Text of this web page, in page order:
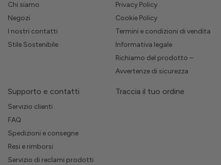
Chi siamo
Negozi
I nostri contatti
Stile Sostenibile
Privacy Policy
Cookie Policy
Termini e condizioni di vendita
Informativa legale
Richiamo del prodotto –
Avvertenze di sicurezza
Supporto e contatti
Servizio clienti
FAQ
Spedizioni e consegne
Resi e rimborsi
Servizio di reclami prodotti
Traccia il tuo ordine